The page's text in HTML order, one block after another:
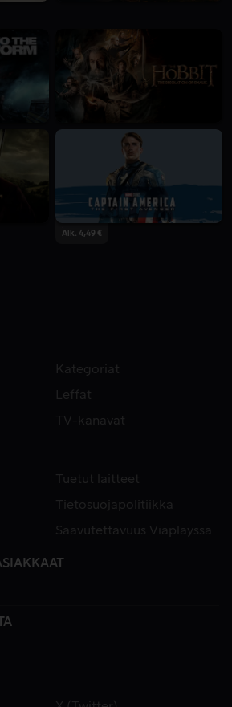
Alk. 4,49 €
Kategoriat
Leffat
TV-kanavat
Tuetut laitteet
Tietosuojapolitiikka
Saavutettavuus Viaplayssa